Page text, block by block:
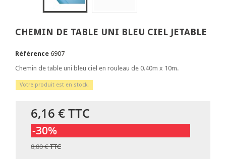
CHEMIN DE TABLE UNI BLEU CIEL JETABLE
Référence 6907
Chemin de table uni bleu ciel en rouleau de 0.40m x 10m.
Votre produit est en stock.
6,16 €TTC
-30%
8,80 €TTC